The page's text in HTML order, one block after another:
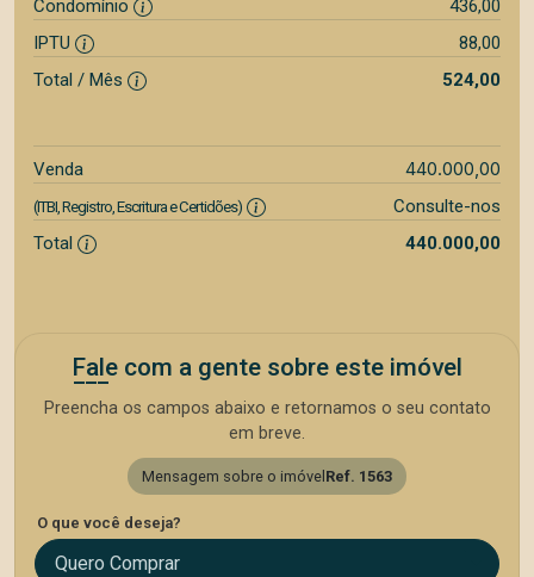
Condomínio
436,00
IPTU
88,00
Total / Mês
524,00
Venda 440.000,00
(ITBI, Registro, Escritura e Certidões)
Consulte-nos
Total
440.000,00
Fale com a gente sobre este imóvel
Preencha os campos abaixo e retornamos o seu contato
em breve.
Mensagem sobre o imóvel Ref. 1563
O que você deseja?
Quero Comprar